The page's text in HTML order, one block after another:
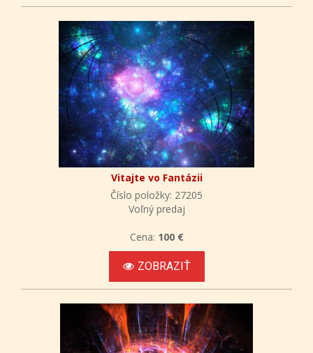
Vitajte vo Fantázii
Číslo položky: 27205
Voľný predaj
Cena: 100 €
ZOBRAZIŤ